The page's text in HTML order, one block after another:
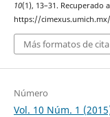
10(1), 13–31. Recuperado
https://
Más formatos de cita
Número
Vol. 10 Núm. 1